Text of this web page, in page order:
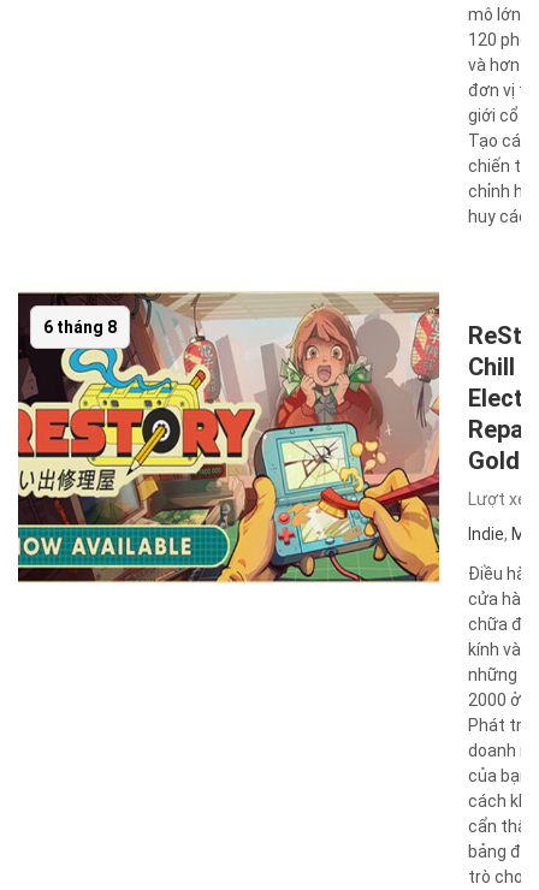
mô lớn
120 phe
và hơn
đơn vị
giới cổ
Tạo các
chiến tùy
chỉnh
huy các t
6 tháng 8
Chill
Lượt
Indie, Mô
Điều
cửa
chữa
kính vào
những
2000 ở
Phát
doanh
của bạn
cách
cẩn
bảng
trò chơi